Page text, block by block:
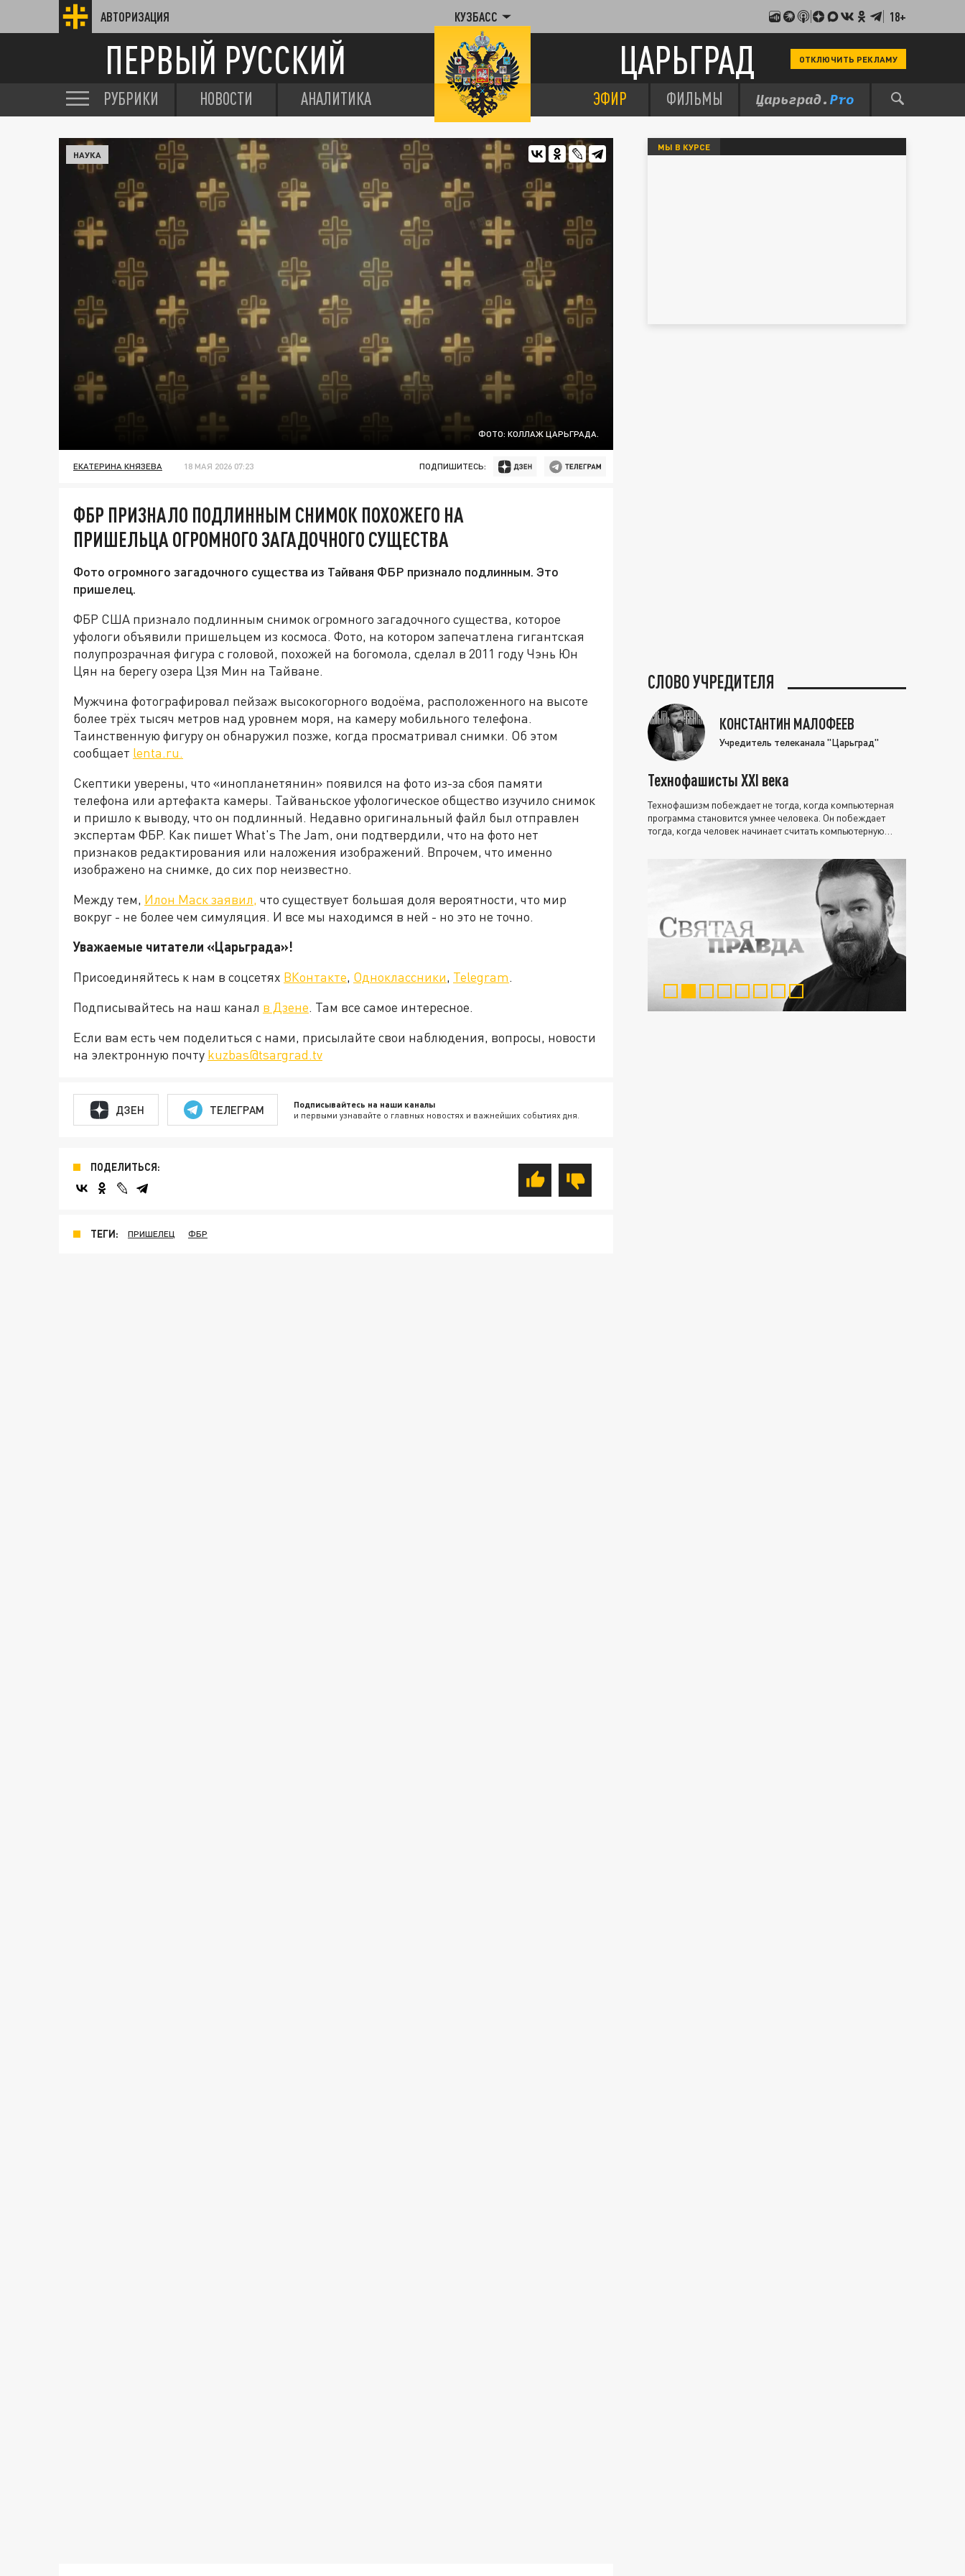
АВТОРИЗАЦИЯ КУЗБАСС 18+
ПЕРВЫЙ РУССКИЙ ЦАРЬГРАД ОТКЛЮЧИТЬ РЕКЛАМУ
РУБРИКИ НОВОСТИ АНАЛИТИКА ЭФИР ФИЛЬМЫ
ФОТО: КОЛЛАЖ ЦАРЬГРАДА.
НАУКА
ЕКАТЕРИНА КНЯЗЕВА 18 МАЯ 2026 07:23 ПОДПИШИТЕСЬ:
ФБР ПРИЗНАЛО ПОДЛИННЫМ СНИМОК ПОХОЖЕГО НА
ПРИШЕЛЬЦА ОГРОМНОГО ЗАГАДОЧНОГО СУЩЕСТВА
Фото огромного загадочного существа из Тайваня ФБР признало подлинным. Это
пришелец.
ФБР США признало подлинным снимок огромного загадочного существа, которое
уфологи объявили пришельцем из космоса. Фото, на котором запечатлена гигантская
полупрозрачная фигура с головой, похожей на богомола, сделал в 2011 году Чэнь Юн
Цян на берегу озера Цзя Мин на Тайване.
Мужчина фотографировал пейзаж высокогорного водоёма, расположенного на высоте
более трёх тысяч метров над уровнем моря, на камеру мобильного телефона.
Таинственную фигуру он обнаружил позже, когда просматривал снимки. Об этом
сообщает lenta.ru.
Скептики уверены, что «инопланетянин» появился на фото из-за сбоя памяти
телефона или артефакта камеры. Тайваньское уфологическое общество изучило снимок
и пришло к выводу, что он подлинный. Недавно оригинальный файл был отправлен
экспертам ФБР. Как пишет What's The Jam, они подтвердили, что на фото нет
признаков редактирования или наложения изображений. Впрочем, что именно
изображено на снимке, до сих пор неизвестно.
Между тем, Илон Маск заявил, что существует большая доля вероятности, что мир
вокруг - не более чем симуляция. И все мы находимся в ней - но это не точно.
Уважаемые читатели «Царьграда»!
Присоединяйтесь к нам в соцсетях ВКонтакте, Одноклассники, Telegram.
Подписывайтесь на наш канал в Дзене. Там все самое интересное.
Если вам есть чем поделиться с нами, присылайте свои наблюдения, вопросы, новости
на электронную почту kuzbas@tsargrad.tv
ДЗЕН ТЕЛЕГРАМ Подписывайтесь на наши каналы
и первыми узнавайте о главных новостях и важнейших событиях дня.
ПОДЕЛИТЬСЯ:
ТЕГИ: ПРИШЕЛЕЦ ФБР
МЫ В КУРСЕ
СЛОВО УЧРЕДИТЕЛЯ
КОНСТАНТИН МАЛОФЕЕВ
Учредитель телеканала "Царьград"
Технофашисты XXI века
Технофашизм побеждает не тогда, когда компьютерная
программа становится умнее человека. Он побеждает
тогда, когда человек начинает считать компьютерную